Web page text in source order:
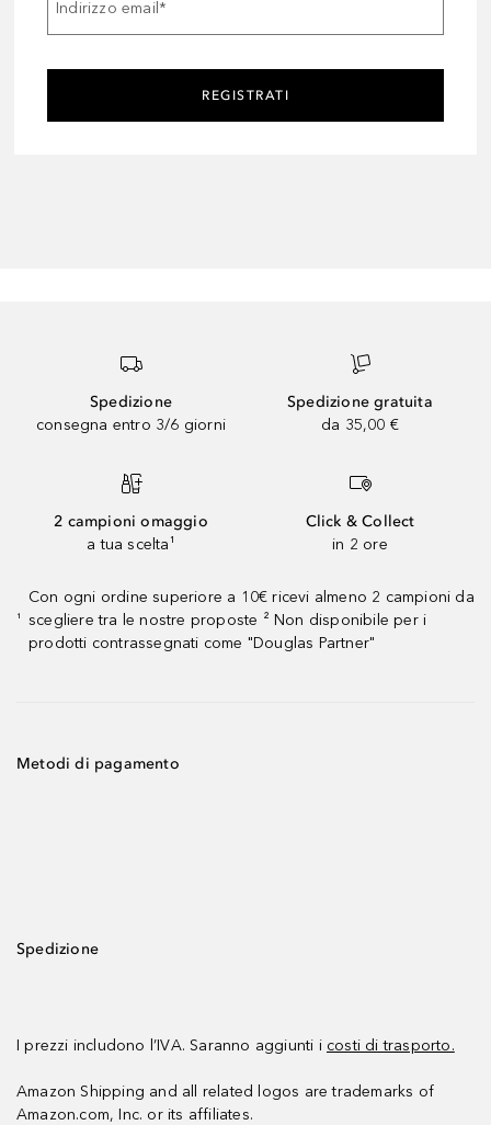
Indirizzo email*
REGISTRATI
Spedizione
consegna entro 3/6 giorni
Spedizione gratuita
da 35,00 €
2 campioni omaggio
a tua scelta¹
Click & Collect
in 2 ore
¹
Con ogni ordine superiore a 10€ ricevi almeno 2 campioni da
scegliere tra le nostre proposte ² Non disponibile per i
prodotti contrassegnati come "Douglas Partner"
Metodi di pagamento
Spedizione
I prezzi includono l’IVA. Saranno aggiunti i costi di trasporto.
Amazon Shipping and all related logos are trademarks of
Amazon.com, Inc. or its affiliates.